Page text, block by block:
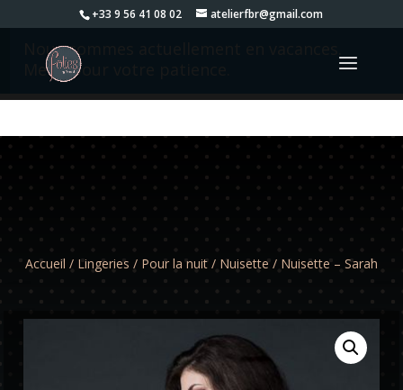
+33 9 56 41 08 02 atelierfbr@gmail.com
Nous sommes actuellement en vacances.
Merci pour votre patience.
Accueil / Lingeries / Pour la nuit / Nuisette / Nuisette – Sarah